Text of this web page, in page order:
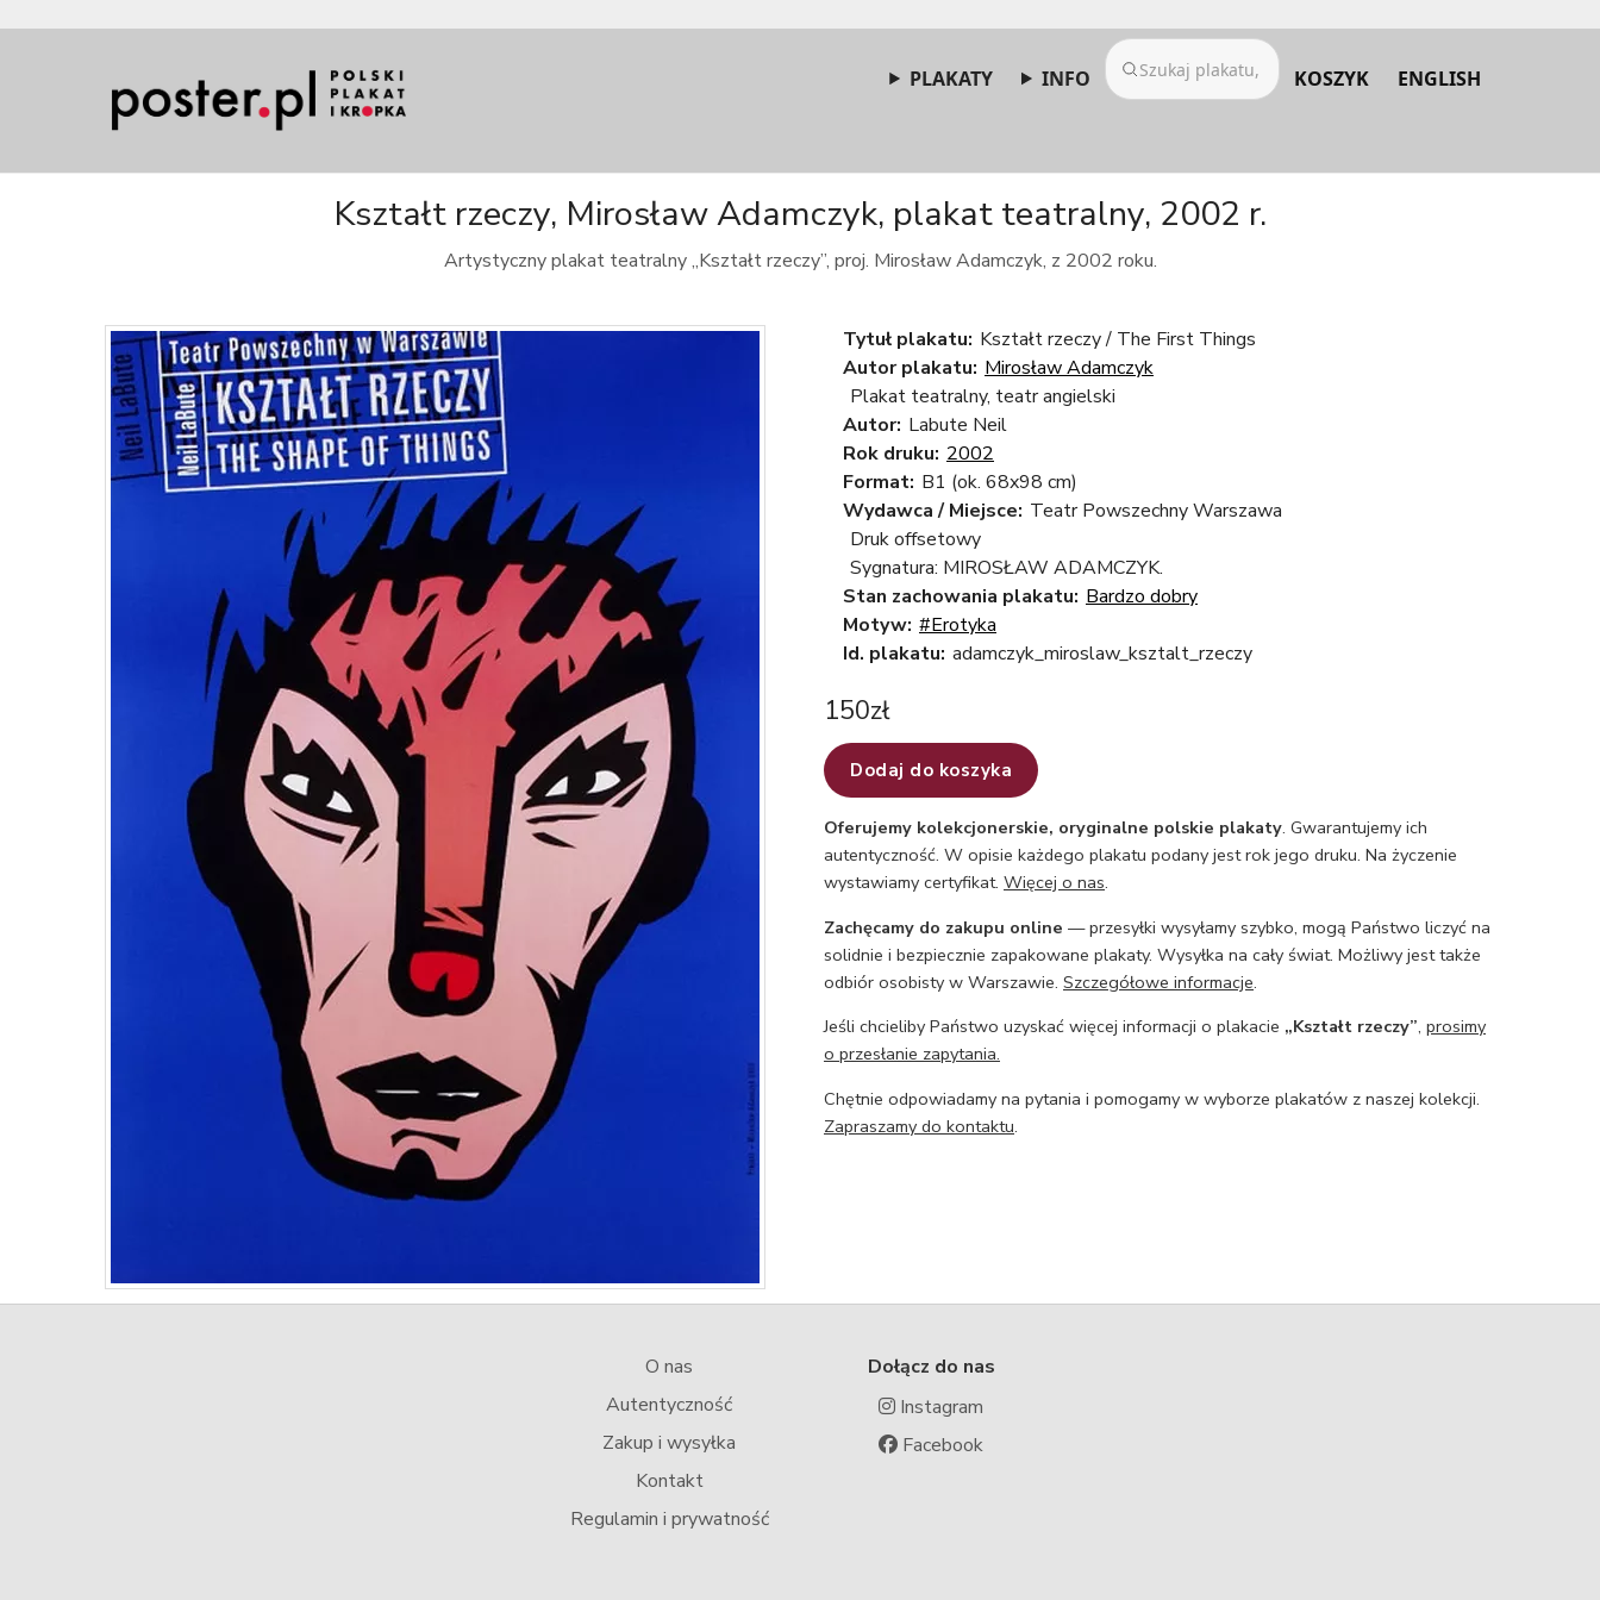
PLAKATY INFO KOSZYK ENGLISH
Kształt rzeczy, Mirosław Adamczyk, plakat teatralny, 2002 r.
Artystyczny plakat teatralny „Kształt rzeczy”, proj. Mirosław Adamczyk, z 2002 roku.
Tytuł plakatu: Kształt rzeczy / The First Things
Autor plakatu: Mirosław Adamczyk
Plakat teatralny, teatr angielski
Autor: Labute Neil
Rok druku: 2002
Format: B1 (ok. 68x98 cm)
Wydawca / Miejsce: Teatr Powszechny Warszawa
Druk offsetowy
Sygnatura: MIROSŁAW ADAMCZYK.
Stan zachowania plakatu: Bardzo dobry
Motyw: #Erotyka
Id. plakatu: adamczyk_miroslaw_ksztalt_rzeczy
150zł
Dodaj do koszyka
Oferujemy kolekcjonerskie, oryginalne polskie plakaty. Gwarantujemy ich
autentyczność. W opisie każdego plakatu podany jest rok jego druku. Na życzenie
wystawiamy certyfikat. Więcej o nas.
Zachęcamy do zakupu online — przesyłki wysyłamy szybko, mogą Państwo liczyć na
solidnie i bezpiecznie zapakowane plakaty. Wysyłka na cały świat. Możliwy jest także
odbiór osobisty w Warszawie. Szczegółowe informacje.
Jeśli chcieliby Państwo uzyskać więcej informacji o plakacie „Kształt rzeczy”, prosimy
o przesłanie zapytania.
Chętnie odpowiadamy na pytania i pomogamy w wyborze plakatów z naszej kolekcji.
Zapraszamy do kontaktu.
O nas
Autentyczność
Zakup i wysyłka
Kontakt
Regulamin i prywatność
Dołącz do nas
Instagram
Facebook